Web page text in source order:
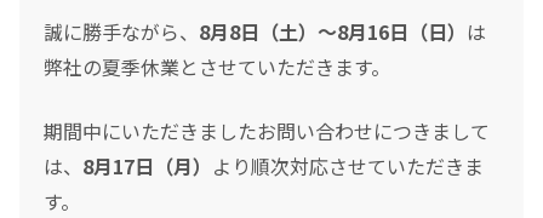
ション品、基本運送組立費、新品当時の消費税率を含んだ
参考価格です。（ヤマハ「音レント」レンタル専用品番の
消費税率を含んだ参考価格）
設置について
誠に勝手ながら、 8月8日（土）～8月16日（日） は
弊社の夏季休業とさせていただきます。
期間中にいただきましたお問い合わせにつきまして
は、 8月17日（月） より順次対応させていただきま
す。